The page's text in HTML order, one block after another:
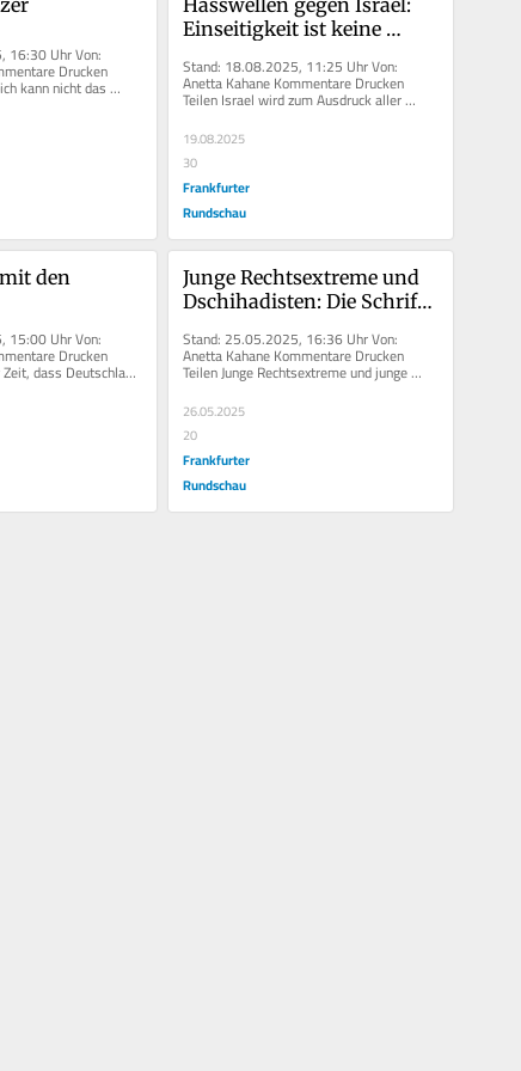
16:30 Uhr Von:
Drucken
kann nicht das
Einseitigkeit ist keine
Stand: 18.08.2025, 11:25 Uhr Von:
Anetta Kahane Kommentare Drucken
Teilen Israel wird zum Ausdruck aller
19.08.2025
30
Frankfurter
Rundschau
den
15:00 Uhr Von:
Drucken
dass Deutschland
Junge Rechtsextreme und
Dschihadisten: Die Schrift
Stand: 25.05.2025, 16:36 Uhr Von:
Anetta Kahane Kommentare Drucken
Teilen Junge Rechtsextreme und junge
Dschihadisten sind eine...
26.05.2025
20
Frankfurter
Rundschau